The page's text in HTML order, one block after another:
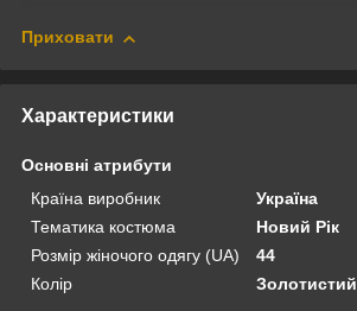
Приховати
Характеристики
Основні атрибути
Країна виробник
Україна
Тематика костюма
Новий Рік
Розмір жіночого одягу (UA)
44
Колір
Золотистий